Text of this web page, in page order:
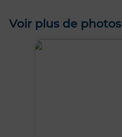
Voir plus de photos